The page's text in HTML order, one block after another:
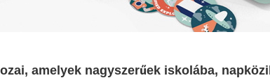
amelyek nagyszerűek iskolába,